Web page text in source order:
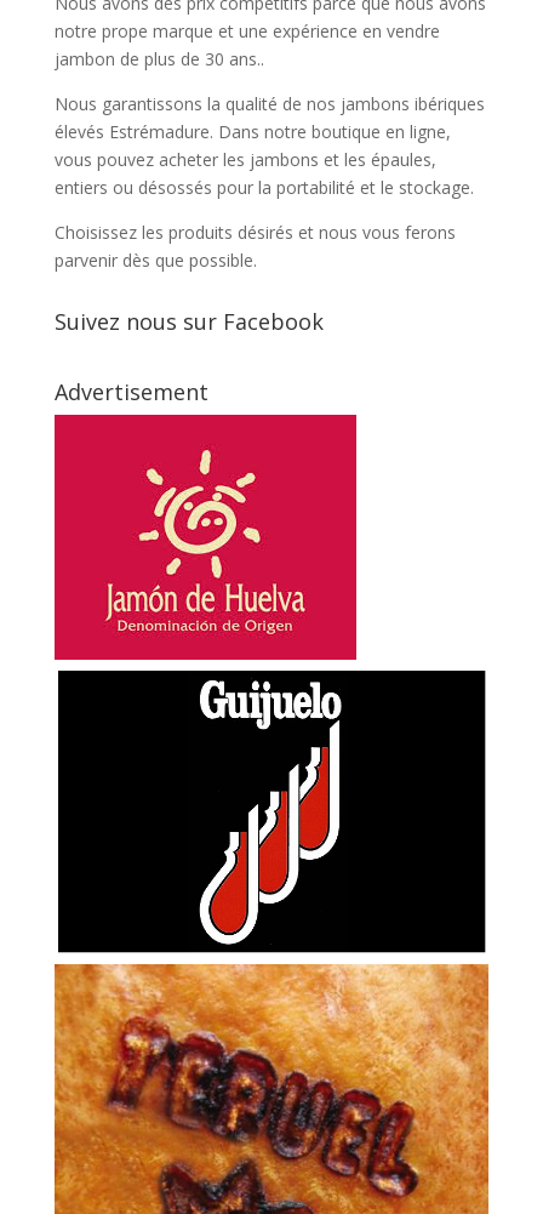
notre prope marque et une expérience en vendre
jambon de plus de 30 ans..
Nous garantissons la qualité de nos jambons ibériques
élevés Estrémadure. Dans notre boutique en ligne,
vous pouvez acheter les jambons et les épaules,
entiers ou désossés pour la portabilité et le stockage.
Choisissez les produits désirés et nous vous ferons
parvenir dès que possible.
Suivez nous sur Facebook
Advertisement